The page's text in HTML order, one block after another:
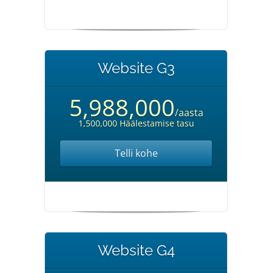
Website G3
5,988,000/aasta
1,500,000 Häälestamise tasu
Telli kohe
Website G4